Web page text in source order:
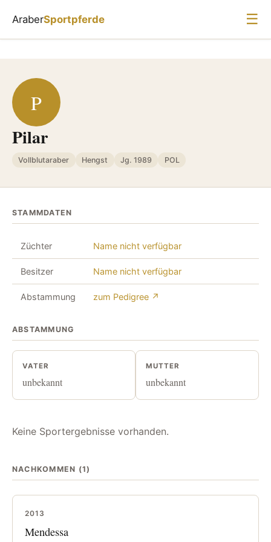
AraberSportpferde ☰
P
Pilar
Vollblutaraber Hengst Jg. 1989 POL
STAMMDATEN
Züchter Name nicht verfügbar
Besitzer Name nicht verfügbar
Abstammung zum Pedigree ↗
ABSTAMMUNG
VATER
unbekannt
MUTTER
unbekannt
Keine Sportergebnisse vorhanden.
NACHKOMMEN (1)
2013
Mendessa